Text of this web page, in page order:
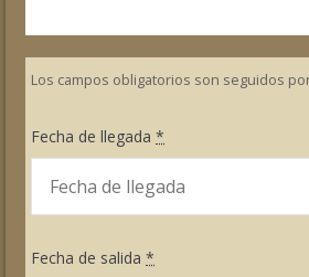
Los campos obligatorios son seguidos
Fecha de llegada *
Fecha de salida *